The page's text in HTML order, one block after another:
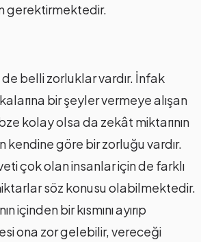
gerektirmektedir.
belli zorluklar vardır. İnfak
bir şeyler vermeye alışan
kolay olsa da zekât miktarının
kendine göre bir zorluğu vardır.
çok olan insanlar için de farklı
söz konusu olabilmektedir.
içinden bir kısmını ayırıp
ona zor gelebilir, vereceği